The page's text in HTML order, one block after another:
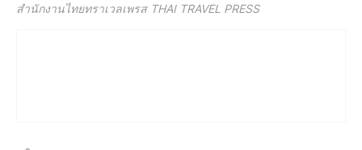
สำนักงานไทยทราเวลเพรส THAI TRAVEL PRESS